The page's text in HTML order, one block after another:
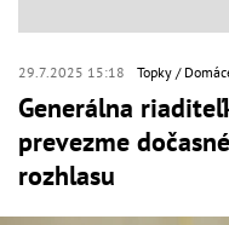
29.7.2025 15:18 Topky
Generálna
prevezme
rozhlasu